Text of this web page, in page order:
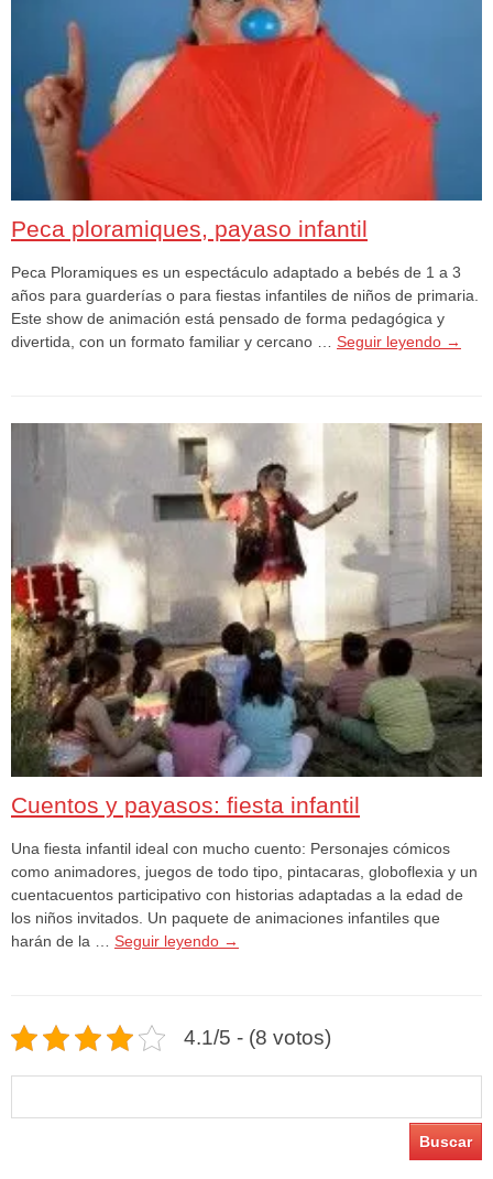
Peca ploramiques, payaso infantil
Peca Ploramiques es un espectáculo adaptado a bebés de 1 a 3
años para guarderías o para fiestas infantiles de niños de primaria.
Este show de animación está pensado de forma pedagógica y
divertida, con un formato familiar y cercano … Seguir leyendo →
Cuentos y payasos: fiesta infantil
Una fiesta infantil ideal con mucho cuento: Personajes cómicos
como animadores, juegos de todo tipo, pintacaras, globoflexia y un
cuentacuentos participativo con historias adaptadas a la edad de
los niños invitados. Un paquete de animaciones infantiles que
harán de la … Seguir leyendo →
4.1/5 - (8 votos)